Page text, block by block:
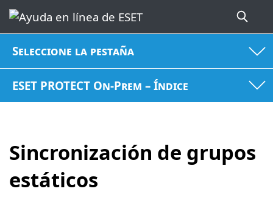
Seleccione la pestaña
ESET PROTECT On-Prem – Índice
Sincronización de grupos
estáticos